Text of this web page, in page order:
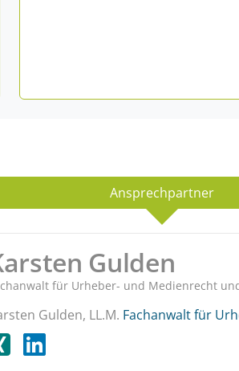
Ansprechpartner
Gulden
für Urheber- und Medienrecht
Gulden, LL.M. Fachanwalt für